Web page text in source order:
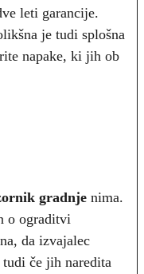
leti garancije.
je tudi splošna
napake, ki jih ob
gradnje nima.
o ograditvi
da izvajalec
tudi če jih naredita